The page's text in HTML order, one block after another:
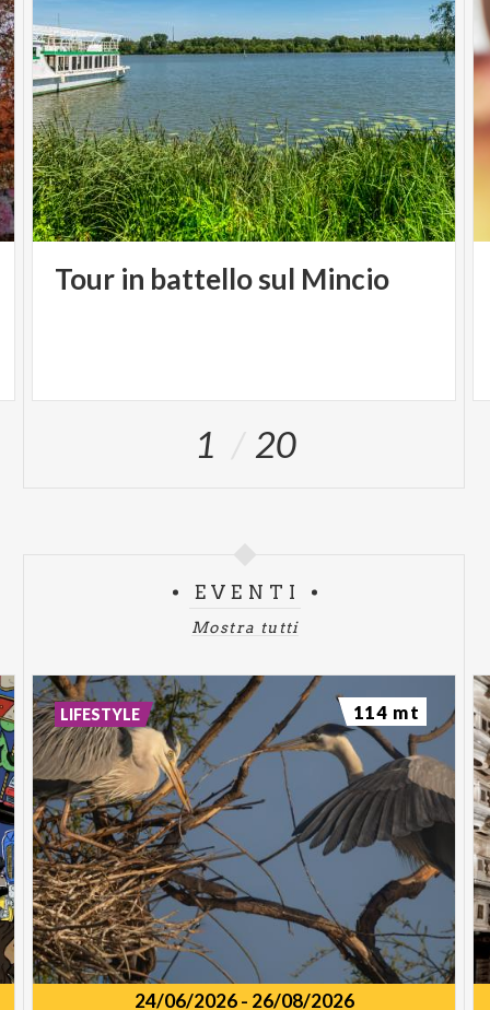
Tour in battellosul Mincio
1 20
EVENTI
Mostra tutti
24/06/2026- 26/08/2026
LIFESTYLE 114 mt